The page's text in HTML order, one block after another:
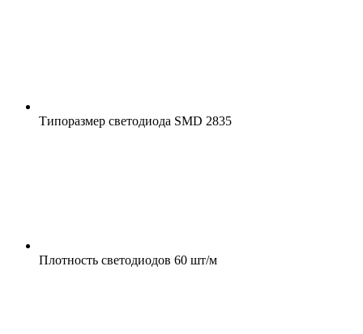
Типоразмер светодиода SMD 2835
Плотность светодиодов 60 шт/м